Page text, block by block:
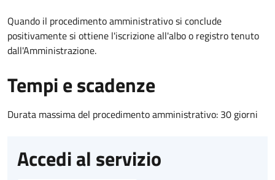
Quando il procedimento amministrativo si conclude
positivamente si ottiene l'iscrizione all'albo o registro tenuto
dall'Amministrazione.
Tempi e scadenze
Durata massima del procedimento amministrativo: 30 giorni
Accedi al servizio